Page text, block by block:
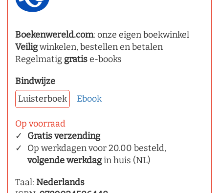
Boekenwereld.com: onze eigen boekwinkel
Veiligwinkelen, bestellen en betalen
Regelmatig gratise-books
Bindwijze
Luisterboek
Ebook
Op voorraad
Gratis verzending
Op werkdagen voor 20.00 besteld,
volgende werkdagin huis (NL)
Taal: Nederlands